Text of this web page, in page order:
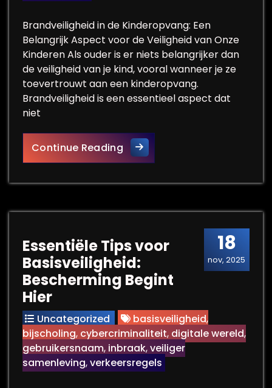
Brandveiligheid in de Kinderopvang: Een
Belangrijk Aspect voor de Veiligheid van Onze
Kinderen Als ouder is er niets belangrijker dan
de veiligheid van je kind, vooral wanneer je ze
toevertrouwt aan een kinderopvang.
Brandveiligheid is een essentieel aspect dat
niet
Continue ReadingBelang van Brandveiligheid
18
nov, 2025
Essentiële Tips voor
Basisveiligheid:
Bescherming Begint
Hier
Uncategorized basisveiligheid,
bijscholing, cybercriminaliteit, digitale wereld,
gebruikersnaam, inbraak,veiliger
samenleving,verkeersregels